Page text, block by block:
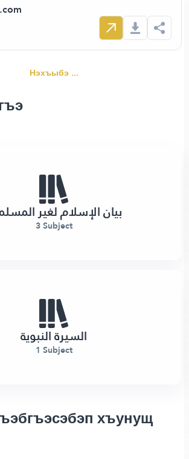
Нэхъыбэ ...
بيان الإسلام لغير
3 Subject
السيرة النبوية
1 Subject
хъунущ